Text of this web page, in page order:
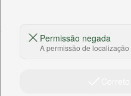
Permissão negada
A permissão de